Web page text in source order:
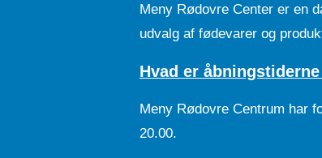
Meny Rødovre Center er en
udvalg af fødevarer og
Hvad er
Meny Rødovre Centrum har
20.00.